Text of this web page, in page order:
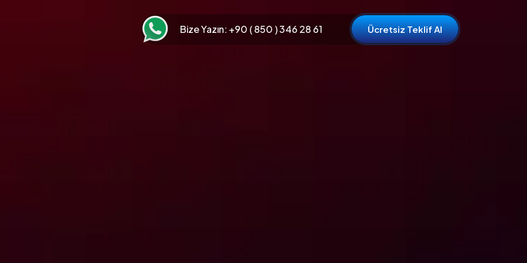
Bize Yazın: +90 ( 850 ) 346 28 61 Ücretsiz Teklif Al